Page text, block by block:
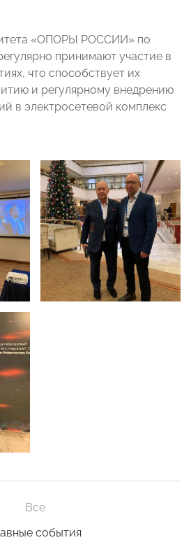
«ОПОРЫ РОССИИ» по
принимают участие в
что способствует их
и регулярному внедрению
в электросетевой комплекс
Все
события